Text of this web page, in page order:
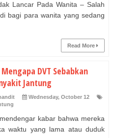
Lancar Pada Wanita – Salah
bagi para wanita yang sedang
Read More
DVT Sebabkan
Jantung
Wednesday, October 12
kabar bahwa mereka
waktu yang lama atau duduk